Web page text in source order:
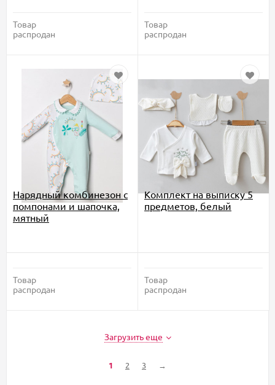
Товар
распродан
Товар
распродан
Нарядный комбинезон с
помпонами и шапочка,
мятный
Товар
распродан
Комплект на выписку 5
предметов, белый
Товар
распродан
Загрузить еще
1 2 3 →